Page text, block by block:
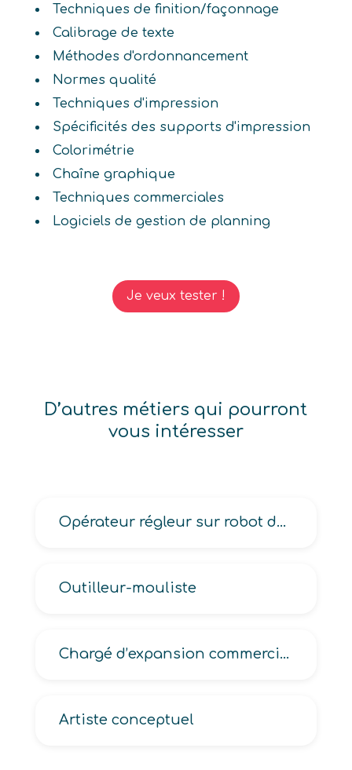
Techniques de finition/façonnage
Calibrage de texte
Méthodes d'ordonnancement
Normes qualité
Techniques d'impression
Spécificités des supports d'impression
Colorimétrie
Chaîne graphique
Techniques commerciales
Logiciels de gestion de planning
Je veux tester !
D’autres métiers qui pourront
vous intéresser
Opérateur régleur sur robot de soudage
Outilleur-mouliste
Chargé d’expansion commerciale d’enseigne
Artiste conceptuel